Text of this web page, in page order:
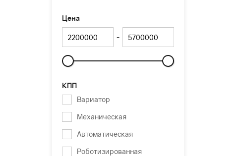
Цена
-
КПП
Вариатор
Механическая
Автоматическая
Роботизированная